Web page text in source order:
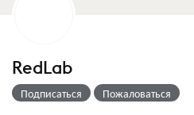
RedLab
Подписаться Пожаловаться